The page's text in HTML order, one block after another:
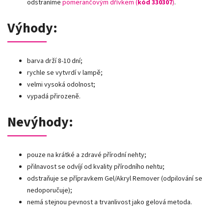
odstraníme pomerančovým dřívkem (kód 330307).
Výhody:
barva drží 8-10 dní;
rychle se vytvrdí v lampě;
velmi vysoká odolnost;
vypadá přirozeně.
Nevýhody:
pouze na krátké a zdravé přírodní nehty;
přilnavost se odvíjí od kvality přírodního nehtu;
odstraňuje se přípravkem Gel/Akryl Remover (odpilování se
nedoporučuje);
nemá stejnou pevnost a trvanlivost jako gelová metoda.